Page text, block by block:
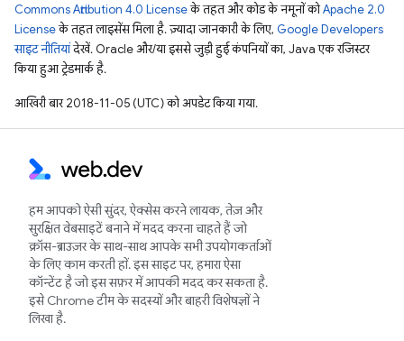
Commons Attribution 4.0 Licenseके तहत और कोड के नमूनों कोApache 2.0
Licenseके तहत लाइसेंस मिला है. ज़्यादा जानकारी के लिए, Google Developers
साइट नीतियांदेखें. Oracle और/या इससे जुड़ी हुई कंपनियों का, Java एक रजिस्टर
किया हुआ ट्रेडमार्क है.
आखिरी बार 2018-11-05 (UTC) को अपडेट किया गया.
हम आपको ऐसी सुंदर, ऐक्सेस करने लायक, तेज़ और
सुरक्षित वेबसाइटें बनाने में मदद करना चाहते हैं जो
क्रॉस-ब्राउज़र के साथ-साथ आपके सभी उपयोगकर्ताओं
के लिए काम करती हों. इस साइट पर, हमारा ऐसा
कॉन्टेंट है जो इस सफ़र में आपकी मदद कर सकता है.
इसे Chrome टीम के सदस्यों और बाहरी विशेषज्ञों ने
लिखा है.